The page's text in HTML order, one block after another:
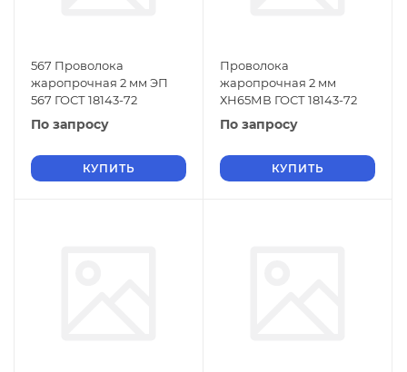
567 Проволока
жаропрочная 2 мм ЭП
567 ГОСТ 18143-72
По запросу
КУПИТЬ
Проволока
жаропрочная 2 мм
ХН65МВ ГОСТ 18143-72
По запросу
КУПИТЬ